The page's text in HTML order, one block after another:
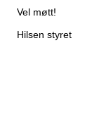
Vel møtt!
Hilsen styret